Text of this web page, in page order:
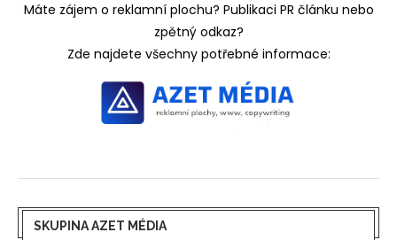
SKUPINA AZET MÉDIA
Máte zájem o reklamní plochu? Publikaci PR článku nebo
zpětný odkaz?
Zde najdete všechny potřebné informace: